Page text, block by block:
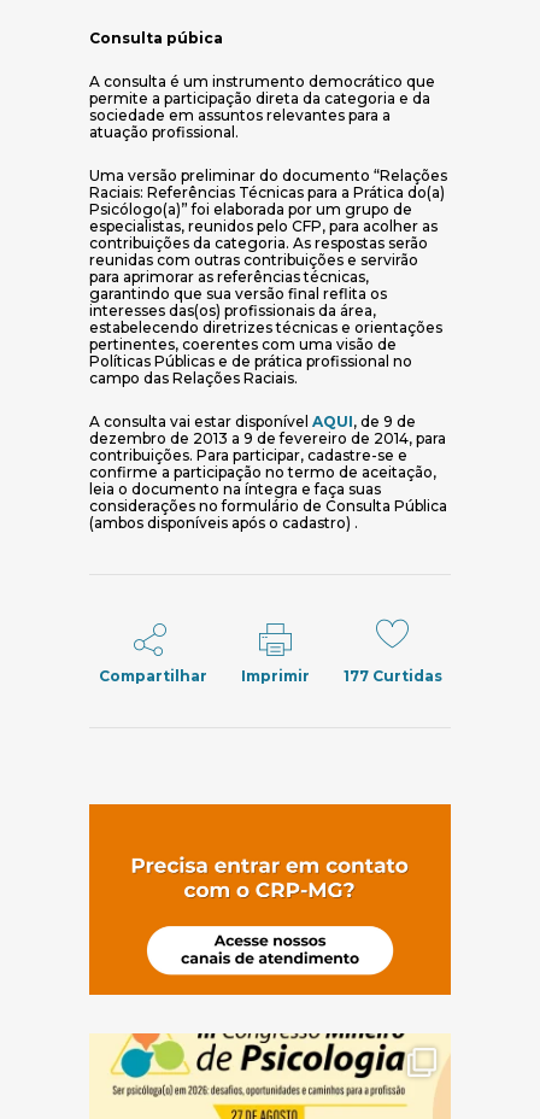
Consulta púbica
A consulta é um instrumento democrático que
permite a participação direta da categoria e da
sociedade em assuntos relevantes para a
atuação profissional.
Uma versão preliminar do documento “Relações
Raciais: Referências Técnicas para a Prática do(a)
Psicólogo(a)” foi elaborada por um grupo de
especialistas, reunidos pelo CFP, para acolher as
contribuições da categoria. As respostas serão
reunidas com outras contribuições e servirão
para aprimorar as referências técnicas,
garantindo que sua versão final reflita os
interesses das(os) profissionais da área,
estabelecendo diretrizes técnicas e orientações
pertinentes, coerentes com uma visão de
Políticas Públicas e de prática profissional no
campo das Relações Raciais.
A consulta vai estar disponível AQUI, de 9 de
dezembro de 2013 a 9 de fevereiro de 2014, para
contribuições. Para participar, cadastre-se e
confirme a participação no termo de aceitação,
leia o documento na íntegra e faça suas
considerações no formulário de Consulta Pública
(ambos disponíveis após o cadastro) .
Compartilhar Imprimir 177Curtidas